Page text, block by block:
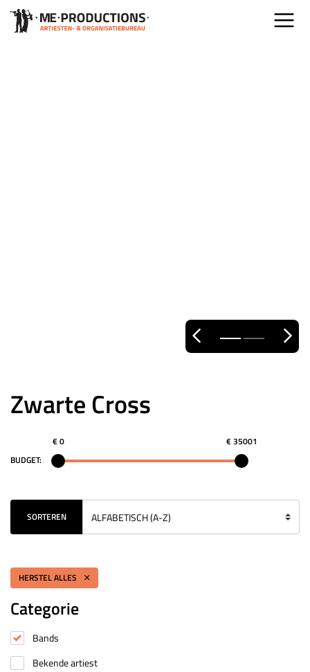
Zwarte Cross
BUDGET:
€ 0 € 35001
SORTEREN
HERSTEL ALLES
Categorie
Bands
Bekende artiest